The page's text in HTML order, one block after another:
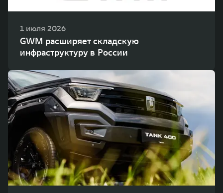
1 июля 2026
GWM расширяет складскую
инфраструктуру в России